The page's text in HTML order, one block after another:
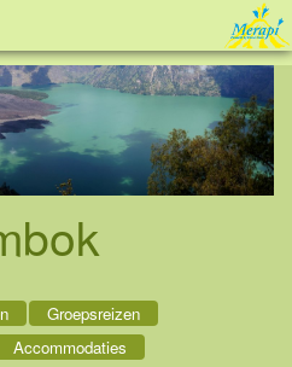
Tel: 088 - 81 11 999
Groepsreizen
Accommodaties